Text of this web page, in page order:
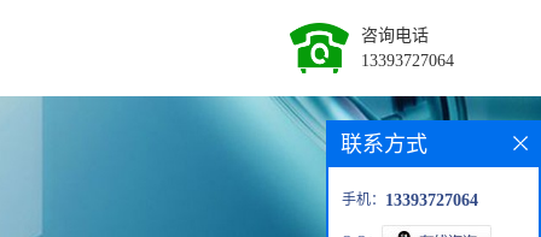
咨询电话
13393727064
联系方式
手机： 13393727064